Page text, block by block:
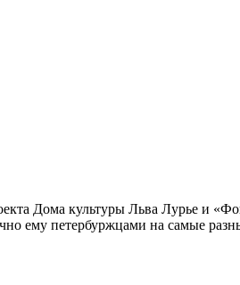
Дома культуры Льва Лурье и
ему петербуржцами на самые